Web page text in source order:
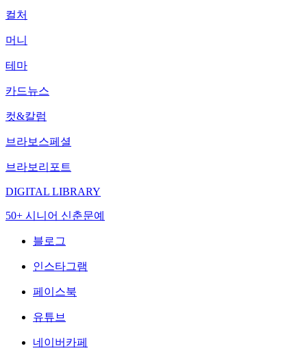
컬처
머니
테마
카드뉴스
컷&칼럼
브라보스페셜
브라보리포트
DIGITAL LIBRARY
50+ 시니어 신춘문예
블로그
인스타그램
페이스북
유튜브
네이버카페